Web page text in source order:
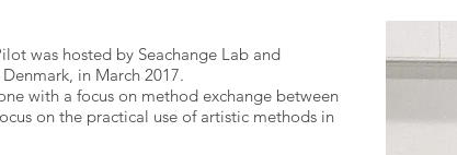
was hosted by Seachange Lab and
in March 2017.
with a focus on method exchange between
on the practical use of artistic methods in